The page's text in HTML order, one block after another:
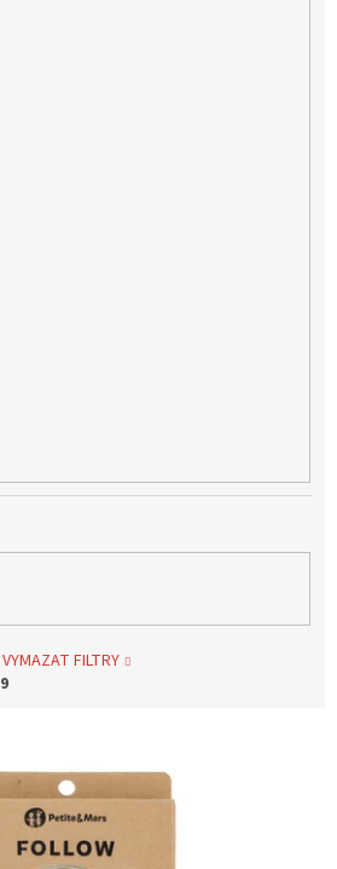
VYMAZAT FILTRY